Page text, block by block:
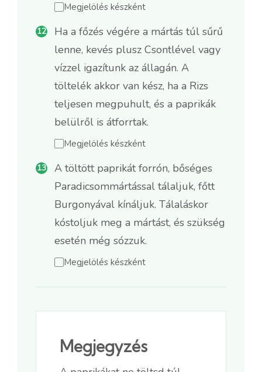
Megjelölés készként
Ha a főzés végére a mártás túl sűrű
lenne, kevés plusz Csontlével vagy
vízzel igazítunk az állagán. A
töltelék akkor van kész, ha a Rizs
teljesen megpuhult, és a paprikák
belülről is átforrtak.
Megjelölés készként
A töltött paprikát forrón, bőséges
Paradicsommártással tálaljuk, főtt
Burgonyával kínáljuk. Tálaláskor
kóstoljuk meg a mártást, és szükség
esetén még sózzuk.
Megjelölés készként
Megjegyzés